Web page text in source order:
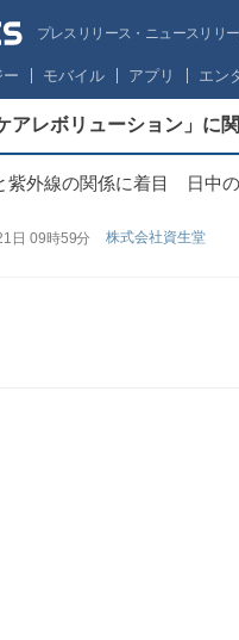
プレスリリース・ニュースリリ
ー モバイル アプリ エン
アレボリューション」に
紫外線の関係に着目 日中
日 09時59分 株式会社資生堂